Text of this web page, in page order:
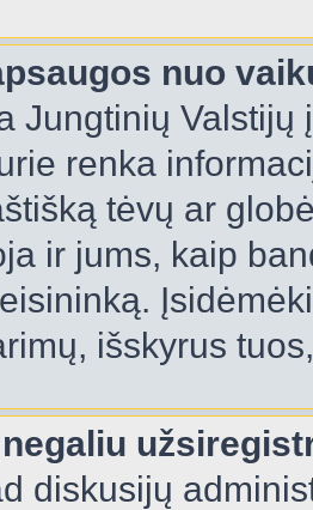
nuo
Jungtinių
renka
tėvų ar
ir jums, kaip
išskyrus
diskusijų